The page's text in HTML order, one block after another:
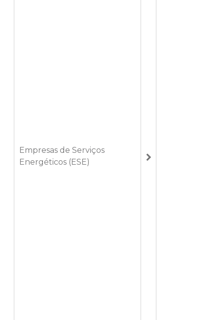
Empresas de Serviços
Energéticos (ESE)